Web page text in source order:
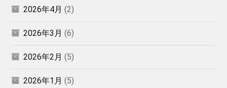
2026年4月 (2)
2026年3月 (6)
2026年2月 (5)
2026年1月 (5)